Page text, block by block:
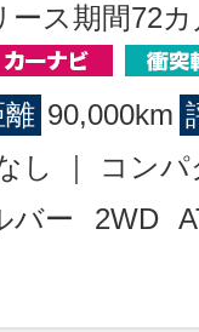
ース期間72
離 90,000km
し ｜ コン
バー 2WD